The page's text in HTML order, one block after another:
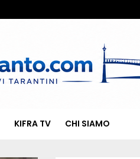
KIFRA TV CHI SIAMO